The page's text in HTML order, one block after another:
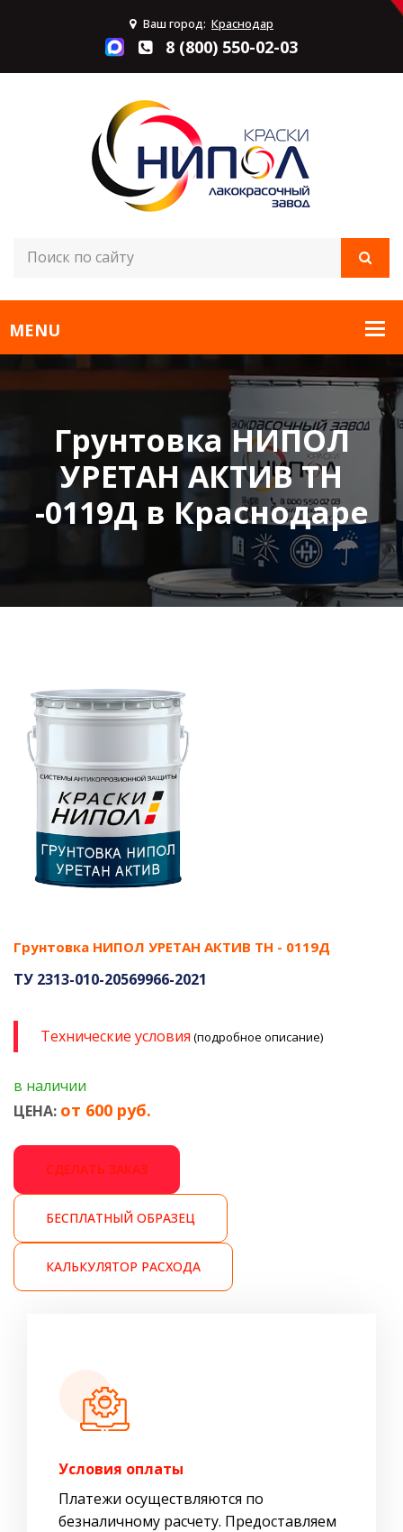
Ваш город: Краснодар
8 (800) 550-02-03
Грунтовка НИПОЛ
УРЕТАН АКТИВ ТН
-0119Д в Краснодаре
Грунтовка НИПОЛ УРЕТАН АКТИВ ТН - 0119Д
ТУ 2313-010-20569966-2021
Технические условия (подробное описание)
в наличии
ЦЕНА: от 600 руб.
СДЕЛАТЬ ЗАКАЗ
БЕСПЛАТНЫЙ ОБРАЗЕЦ
КАЛЬКУЛЯТОР РАСХОДА
Условия оплаты
Платежи осуществляются по
безналичному расчету. Предоставляем